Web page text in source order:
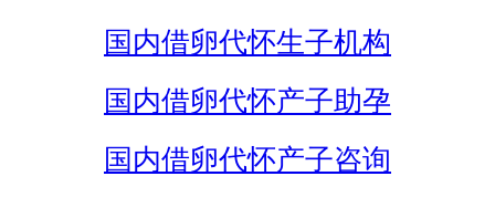
国内借卵代怀生子机构
国内借卵代怀产子助孕
国内借卵代怀产子咨询